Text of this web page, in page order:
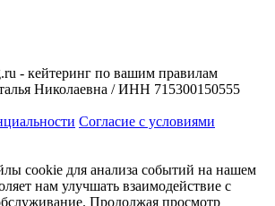
- кейтеринг по вашим правилам
Николаевна / ИНН 715300150555
Согласие с условиями
cookie для анализа событий на нашем
нам улучшать взаимодействие с
Продолжая просмотр